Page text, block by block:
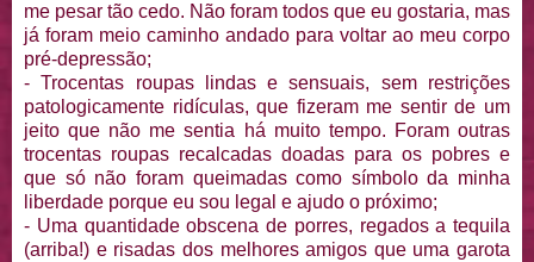
me pesar tão cedo. Não foram todos que eu gostaria, mas
já foram meio caminho andado para voltar ao meu corpo
pré-depressão;
- Trocentas roupas lindas e sensuais, sem restrições
patologicamente ridículas, que fizeram me sentir de um
jeito que não me sentia há muito tempo. Foram outras
trocentas roupas recalcadas doadas para os pobres e
que só não foram queimadas como símbolo da minha
liberdade porque eu sou legal e ajudo o próximo;
- Uma quantidade obscena de porres, regados a tequila
(arriba!) e risadas dos melhores amigos que uma garota